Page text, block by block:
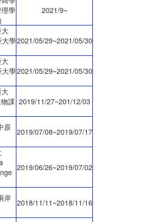
學
2021/9~
學2021/05/29~2021/05/30
學2021/05/29~2021/05/30
課 2019/11/27~201/12/03
原 2019/07/08~2019/07/17
2019/06/26~2019/07/02
岸 2018/11/11~2018/11/16